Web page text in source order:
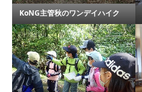
KoNG主管秋のワンデイハイク